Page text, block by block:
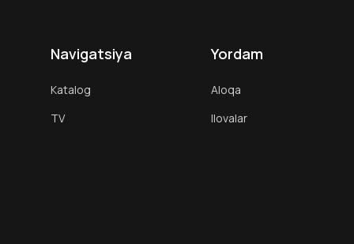
Navigatsiya
Katalog
TV
Yordam
Aloqa
Ilovalar